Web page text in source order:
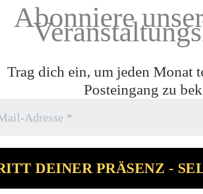
Abonniere
Trag dich ein, um jeden Monat
Posteingang zu